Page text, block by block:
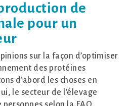
de
pour un
sur la façon d’optimiser
des protéines
d’abord les choses en
le secteur de l'élevage